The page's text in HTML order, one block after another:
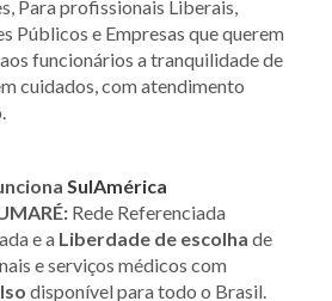
Para profissionais Liberais,
Públicos e Empresas que querem
funcionários a tranquilidade de
cuidados, com atendimento
SulAmérica
Rede Referenciada
e a Liberdade de escolha de
e serviços médicos com
disponível para todo o Brasil.